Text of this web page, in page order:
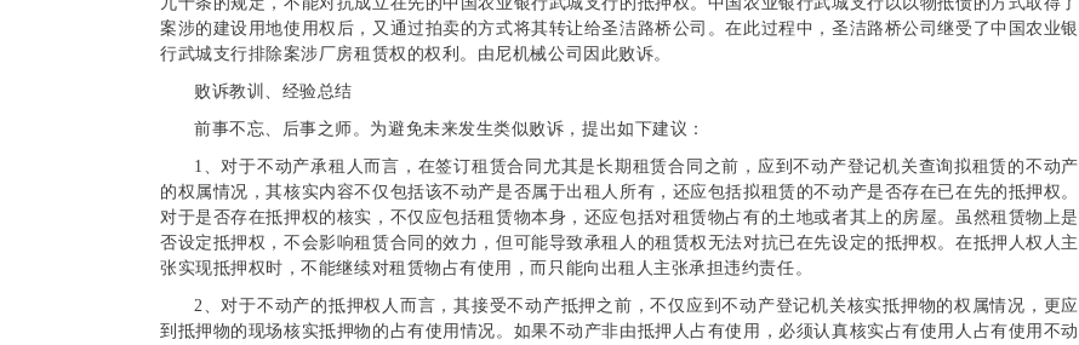
案涉的建设用地使用权后，又通过拍卖的方式将其转让给圣洁路桥公司。在此过程中，圣洁路桥公司继受了中国农业银
行武城支行排除案涉厂房租赁权的权利。由尼机械公司因此败诉。
败诉教训、经验总结
前事不忘、后事之师。为避免未来发生类似败诉，提出如下建议：
1、对于不动产承租人而言，在签订租赁合同尤其是长期租赁合同之前，应到不动产登记机关查询拟租赁的不动产
的权属情况，其核实内容不仅包括该不动产是否属于出租人所有，还应包括拟租赁的不动产是否存在已在先的抵押权。
对于是否存在抵押权的核实，不仅应包括租赁物本身，还应包括对租赁物占有的土地或者其上的房屋。虽然租赁物上是
否设定抵押权，不会影响租赁合同的效力，但可能导致承租人的租赁权无法对抗已在先设定的抵押权。在抵押人权人主
张实现抵押权时，不能继续对租赁物占有使用，而只能向出租人主张承担违约责任。
2、对于不动产的抵押权人而言，其接受不动产抵押之前，不仅应到不动产登记机关核实抵押物的权属情况，更应
到抵押物的现场核实抵押物的占有使用情况。如果不动产非由抵押人占有使用，必须认真核实占有使用人占有使用不动